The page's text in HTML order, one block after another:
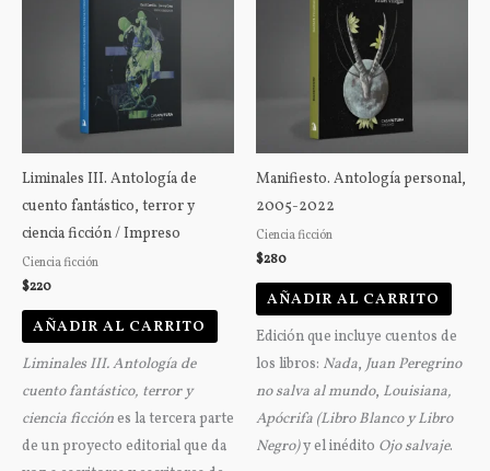
Liminales III. Antología de
cuento fantástico, terror y
ciencia ficción / Impreso
Ciencia ficción
$220
AÑADIR AL CARRITO
Liminales III. Antología de
cuento fantástico, terror y
ciencia ficciónes la tercera parte
de un proyecto editorial que da
Manifiesto. Antología personal,
2005-2022
Ciencia ficción
$280
AÑADIR AL CARRITO
Edición que incluye cuentos de
los libros: Nada, Juan Peregrino
no salva al mundo, Louisiana,
Apócrifa (Libro Blanco y Libro
Negro)y el inédito Ojo salvaje.